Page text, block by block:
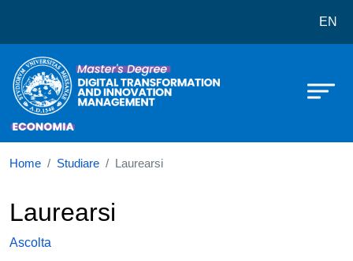
Corso di laurea in LM-77 Digital EN
Home Studiare Laurearsi
Laurearsi
Ascolta